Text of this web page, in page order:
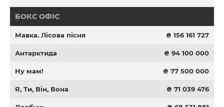
БОКС ОФІС
Мавка. Лісова пісня ₴ 156 161 727
Антарктида ₴ 94 100 000
Ну мам! ₴ 77 500 000
Я, Ти, Він, Вона ₴ 71 039 476